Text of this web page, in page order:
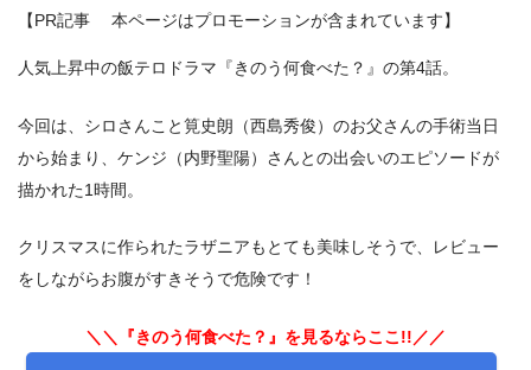
【PR記事 本ページはプロモーションが含まれています】
人気上昇中の飯テロドラマ『きのう何食べた？』の第4話。
今回は、シロさんこと筧史朗（西島秀俊）のお父さんの手術当日
から始まり、ケンジ（内野聖陽）さんとの出会いのエピソードが
描かれた1時間。
クリスマスに作られたラザニアもとても美味しそうで、レビュー
をしながらお腹がすきそうで危険です！
＼＼『きのう何食べた？』を見るならここ!!／／